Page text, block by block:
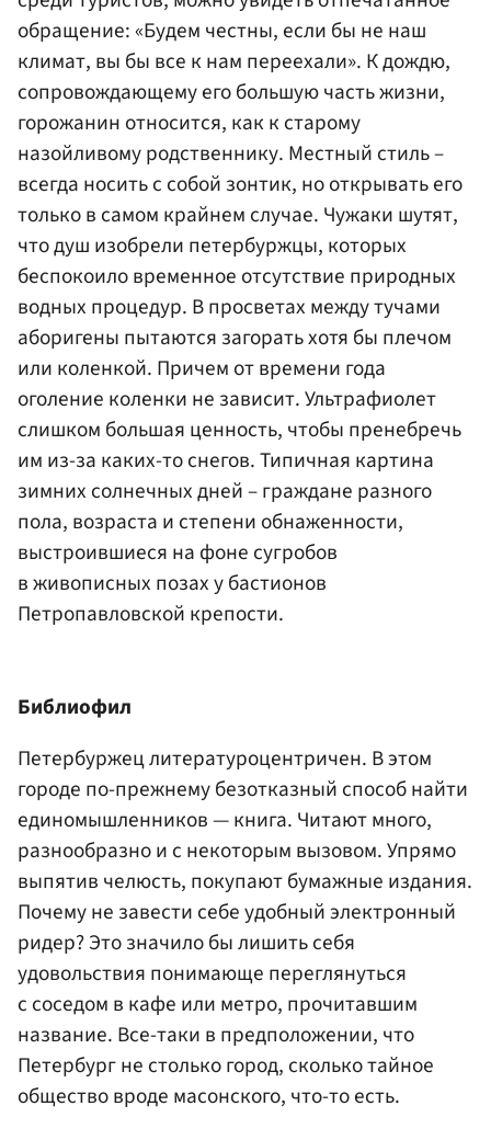
обращение: «Будем честны, если бы не наш
климат, вы бы все к нам переехали». К дождю,
сопровождающему его большую часть жизни,
горожанин относится, как к старому
назойливому родственнику. Местный стиль –
всегда носить с собой зонтик, но открывать его
только в самом крайнем случае. Чужаки шутят,
что душ изобрели петербуржцы, которых
беспокоило временное отсутствие природных
водных процедур. В просветах между тучами
аборигены пытаются загорать хотя бы плечом
или коленкой. Причем от времени года
оголение коленки не зависит. Ультрафиолет
слишком большая ценность, чтобы пренебречь
им из-за каких-то снегов. Типичная картина
зимних солнечных дней – граждане разного
пола, возраста и степени обнаженности,
выстроившиеся на фоне сугробов
в живописных позах у бастионов
Петропавловской крепости.
Библиофил
Петербуржец литературоцентричен. В этом
городе по-прежнему безотказный способ найти
единомышленников — книга. Читают много,
разнообразно и с некоторым вызовом. Упрямо
выпятив челюсть, покупают бумажные издания.
Почему не завести себе удобный электронный
ридер? Это значило бы лишить себя
удовольствия понимающе переглянуться
с соседом в кафе или метро, прочитавшим
название. Все-таки в предположении, что
Петербург не столько город, сколько тайное
общество вроде масонского, что-то есть.